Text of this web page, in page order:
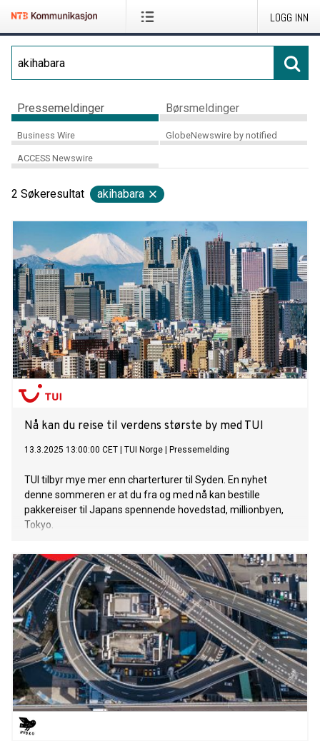
LOGG INN
Pressemeldinger Børsmeldinger
Business Wire GlobeNewswire by notified
ACCESS Newswire
2 Søkeresultat akihabara
Nå kan du reise til verdens største by med TUI
13.3.2025 13:00:00 CET TUI Norge Pressemelding
TUI tilbyr mye mer enn charterturer til Syden. En nyhet
denne sommeren er at du fra og med nå kan bestille
pakkereiser til Japans spennende hovedstad, millionbyen,
Tokyo.